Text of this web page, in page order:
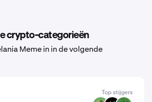
crypto-categorieën
Meme in in de volgende
Top stijgers